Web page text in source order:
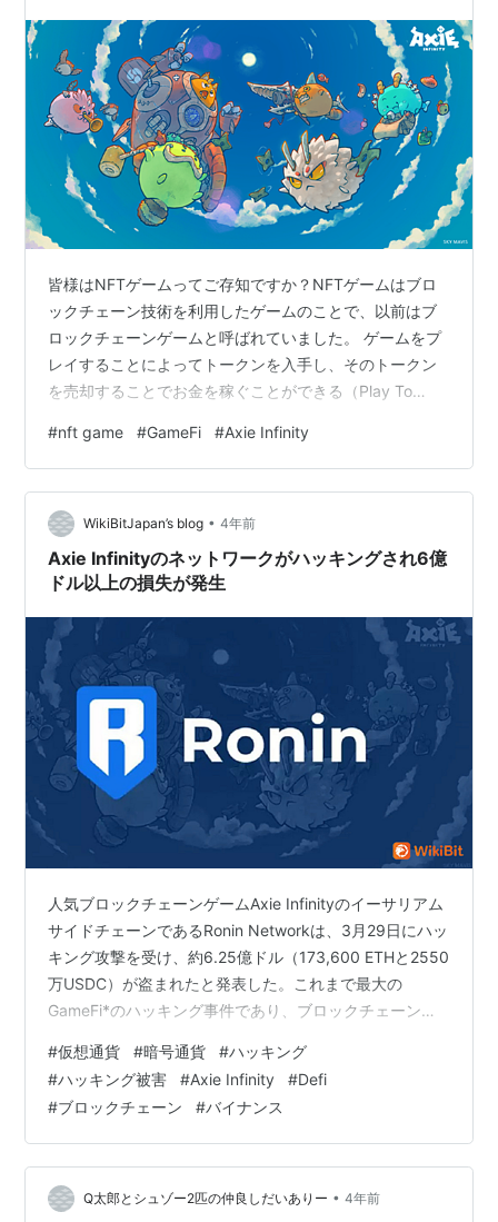
皆様はNFTゲームってご存知ですか？NFTゲームはブロ
ックチェーン技術を利用したゲームのことで、以前はブ
ロックチェーンゲームと呼ばれていました。 ゲームをプ
レイすることによってトークンを入手し、そのトークン
を売却することでお金を稼ぐことができる（Play To
ることもあります。 スクウェア・エニックスやCygames
などゲーム系大手も参入を表明していますし、東京ゲー
ムショウ2022にも数多くのNFTゲームブースが出店さ
れ、賑わいを見せていました。 数あるNFTゲームの中で
最も多くのユーザーがプレイしているゲームがAxie
Infin…
#nft game #GameFi #Axie Infinity
WikiBitJapan’s blog • 4年前
Axie Infinityのネットワークがハッキングされ6億
ドル以上の損失が発生
人気ブロックチェーンゲームAxie Infinityのイーサリアム
サイドチェーンであるRonin Networkは、3月29日にハッ
キング攻撃を受け、約6.25億ドル（173,600 ETHと2550
万USDC）が盗まれたと発表した。これまで最大の
GameFi*のハッキング事件であり、ブロックチェーンゲ
い。 *Gamefi：（ゲームとDeFi/Decentralized
Finance：分散型金融） Ronin Networkの公式ブログによ
ると、攻撃は6日前（3月23日）に発生した。ハッカーは
5つの検証用秘密鍵を盗み、秘密鍵を使用して出金履歴…
#仮想通貨 #暗号通貨 #ハッキング
#ハッキング被害 #Axie Infinity #Defi
#ブロックチェーン #バイナンス
Q太郎とシュゾー2匹の仲良しだいありー • 4年前